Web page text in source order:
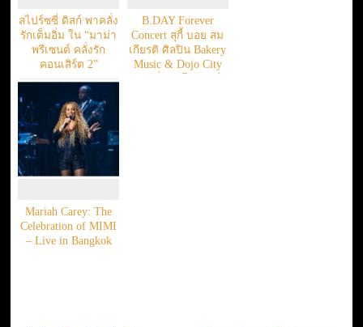
สไปร์ซซี่ ดิสก์ พาคลั่ง
รักเต็มอิ่ม ใน “มาม่า
พรีเซนต์ คลั่งรัก
คอนเสิร์ต 2”
B.DAY Forever
Concert สุกี้ บอย สม
เกียรติ ศิลปิน Bakery
Music & Dojo City
Mariah Carey: The
Celebration of MIMI
– Live in Bangkok